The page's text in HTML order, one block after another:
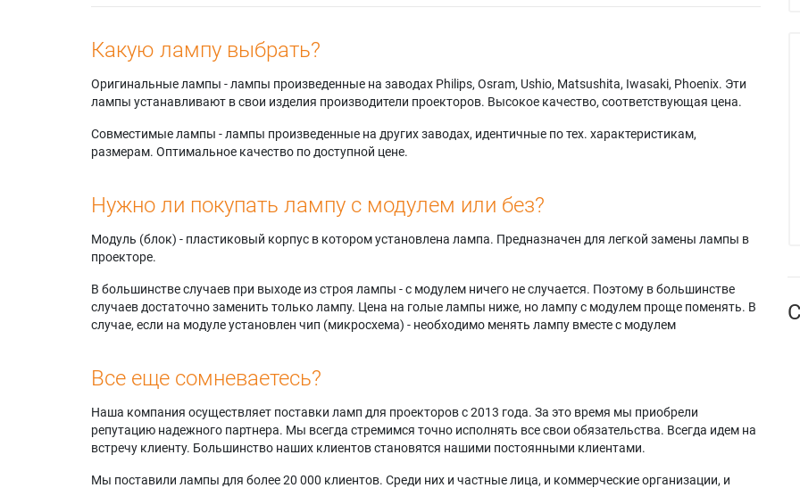
Какую лампу выбрать?
Оригинальные лампы - лампы произведенные на заводах Philips, Osram, Ushio, Matsushita, Iwasaki, Phoenix. Эти
лампы устанавливают в свои изделия производители проекторов. Высокое качество, соответствующая цена.
Совместимые лампы - лампы произведенные на других заводах, идентичные по тех. характеристикам,
размерам. Оптимальное качество по доступной цене.
Нужно ли покупать лампу с модулем или без?
Модуль (блок) - пластиковый корпус в котором установлена лампа. Предназначен для легкой замены лампы в
проекторе.
В большинстве случаев при выходе из строя лампы - с модулем ничего не случается. Поэтому в большинстве
случаев достаточно заменить только лампу. Цена на голые лампы ниже, но лампу с модулем проще поменять. В
случае, если на модуле установлен чип (микросхема) - необходимо менять лампу вместе с модулем
Все еще сомневаетесь?
Наша компания осуществляет поставки ламп для проекторов с 2013 года. За это время мы приобрели
репутацию надежного партнера. Мы всегда стремимся точно исполнять все свои обязательства. Всегда идем на
встречу клиенту. Большинство наших клиентов становятся нашими постоянными клиентами.
Мы поставили лампы для более 20 000 клиентов. Среди них и частные лица, и коммерческие организации, и